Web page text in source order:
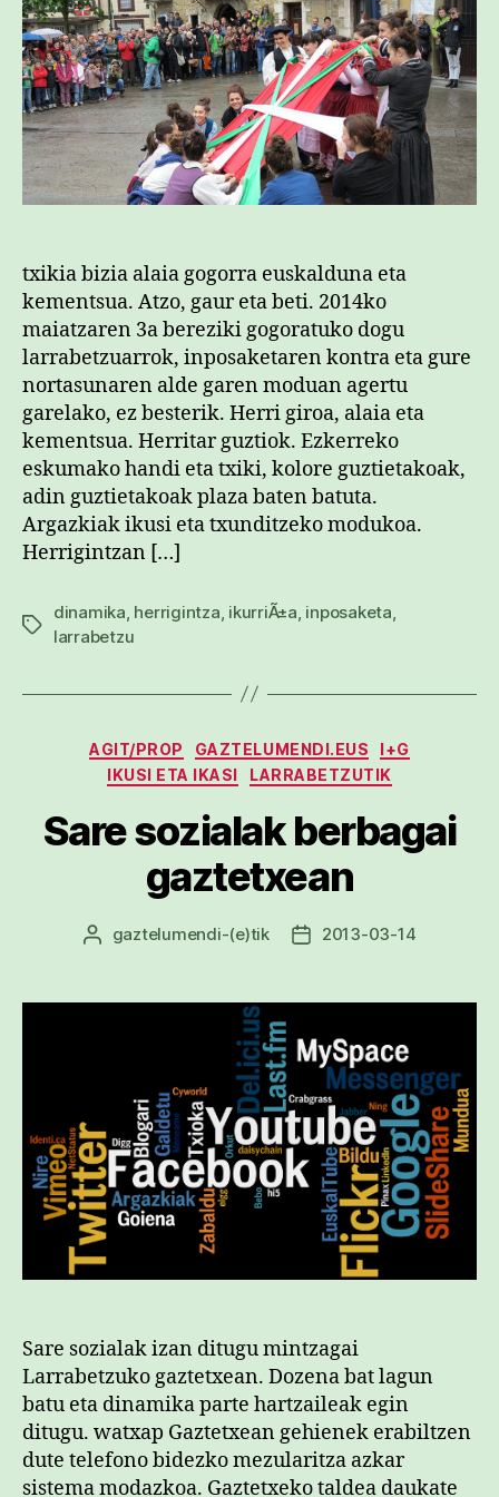
txikia bizia alaia gogorra euskalduna eta
kementsua. Atzo, gaur eta beti. 2014ko
maiatzaren 3a bereziki gogoratuko dogu
larrabetzuarrok, inposaketaren kontra eta gure
nortasunaren alde garen moduan agertu
garelako, ez besterik. Herri giroa, alaia eta
kementsua. Herritar guztiok. Ezkerreko
eskumako handi eta txiki, kolore guztietakoak,
adin guztietakoak plaza baten batuta.
Argazkiak ikusi eta txunditzeko modukoa.
Herrigintzan […]
Etiketak
dinamika herrigintza ikurriÃ±a inposaketa
larrabetzu
Kategoriak
AGIT/PROP GAZTELUMENDI.EUS
I+G
IKUSI ETA IKASI
LARRABETZUTIK
Sare sozialak berbagai
gaztetxean
Argitalpenaren
gaztelumendi-(e)tik
Argitalpenaren
2013-03-14
Sare sozialak izan ditugu mintzagai
Larrabetzuko gaztetxean. Dozena bat lagun
batu eta dinamika parte hartzaileak egin
ditugu. watxap Gaztetxean gehienek erabiltzen
dute telefono bidezko mezularitza azkar
sistema modazkoa. Gaztetxeko taldea daukate